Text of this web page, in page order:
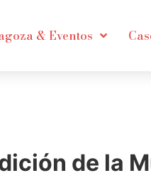
& Eventos
de la